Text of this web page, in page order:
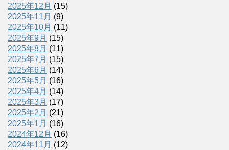
2025年12月 (15)
2025年11月 (9)
2025年10月 (11)
2025年9月 (15)
2025年8月 (11)
2025年7月 (15)
2025年6月 (14)
2025年5月 (16)
2025年4月 (14)
2025年3月 (17)
2025年2月 (21)
2025年1月 (16)
2024年12月 (16)
2024年11月 (12)